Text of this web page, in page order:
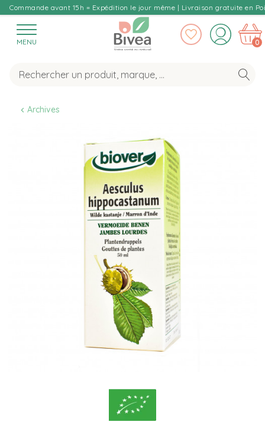
Commande avant 15h = Expédition le jour même | Livraison gratuite en
MENU 0
Archives